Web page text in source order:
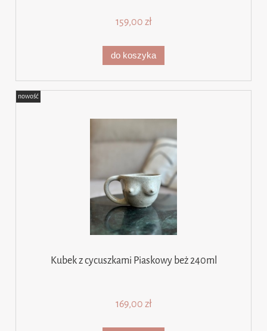
159,00 zł
do koszyka
Kubek z cycuszkami Piaskowy beż 240ml
169,00 zł
nowość